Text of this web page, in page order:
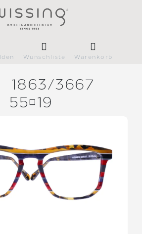
Wunschliste Warenkorb
1863/3667
5519